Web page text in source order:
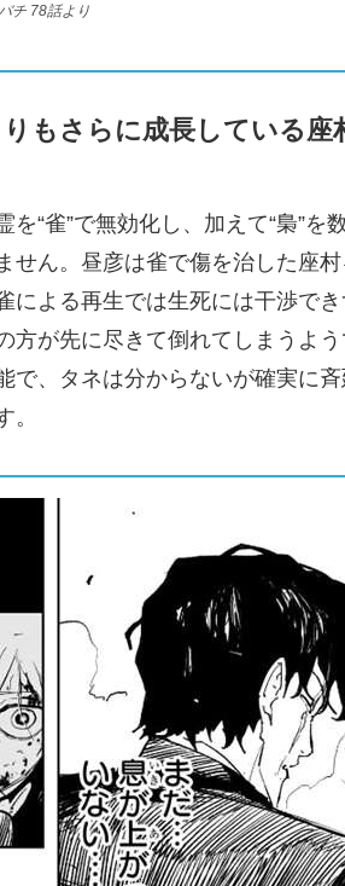
チ 78話より
もさらに成長している座
を“雀”で無効化し、加えて“梟”
せん。昼彦は雀で傷を治した座
による再生では生死には干渉で
方が先に尽きて倒れてしまうよ
で、タネは分からないが確実に
。